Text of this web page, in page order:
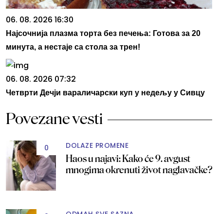
06. 08. 2026 16:30
Најсочнија плазма торта без печења: Готова за 20
минута, а нестаје са стола за трен!
06. 08. 2026 07:32
Четврти Дечји вараличарски куп у недељу у Сивцу
Povezane vesti
0 DOLAZE PROMENE
Haos u najavi: Kako će 9. avgust
mnogima okrenuti život naglavačke?